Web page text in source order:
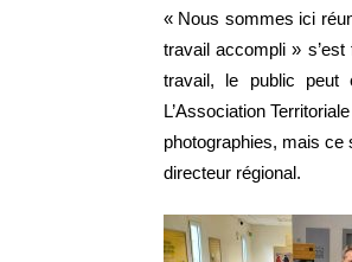
« Nous sommes ici
travail accompli »
travail, le public peut
L’Association
photographies, mais ce
directeur régional.